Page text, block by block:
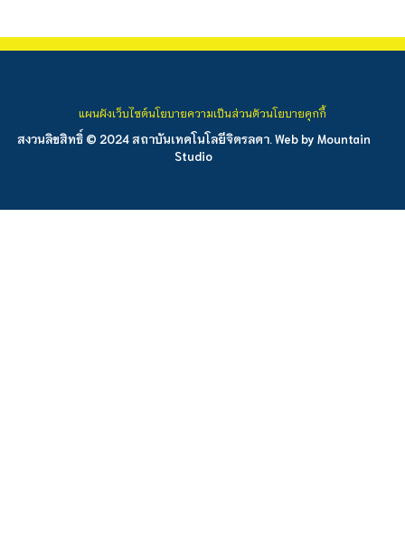
สงวนลิขสิทธิ์ © 2024 สถาบันเทคโนโลยีจิตรลดา. Web by Mountain
Studio
แผนผังเว็บไซต์นโยบายความเป็นส่วนตัวนโยบายคุกกี้